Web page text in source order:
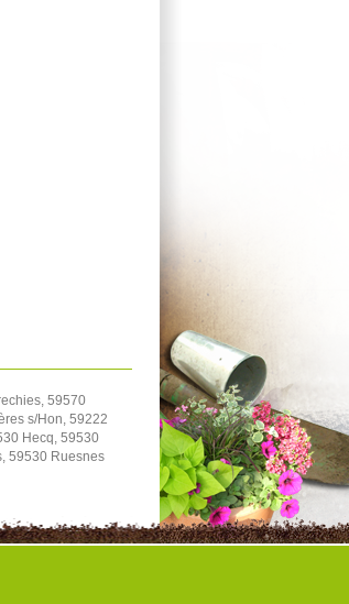
59570
s/Hon, 59222
Hecq, 59530
59530 Ruesnes